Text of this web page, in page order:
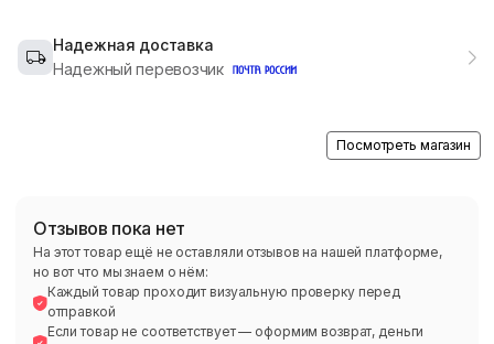
Надежная доставка
Надежный перевозчик
Посмотреть магазин
Отзывов пока нет
На этот товар ещё не оставляли отзывов на нашей платформе,
но вот что мы знаем о нём:
Каждый товар проходит визуальную проверку перед
отправкой
Если товар не соответствует — оформим возврат, деньги